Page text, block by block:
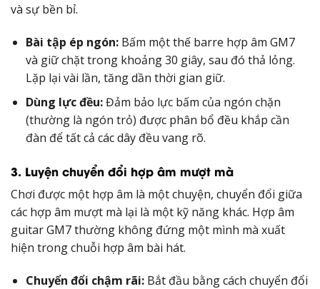
và sự bền bỉ.
Bài tập ép ngón:Bấm một thế barre hợp âm GM7
và giữ chặt trong khoảng 30 giây, sau đó thả lỏng.
Lặp lại vài lần, tăng dần thời gian giữ.
Dùng lực đều:Đảm bảo lực bấm của ngón chặn
(thường là ngón trỏ) được phân bổ đều khắp cần
đàn để tất cả các dây đều vang rõ.
3. Luyện chuyển đổi hợp âm mượt mà
Chơi được một hợp âm là một chuyện, chuyển đổi giữa
các hợp âm mượt mà lại là một kỹ năng khác. Hợp âm
guitar GM7 thường không đứng một mình mà xuất
hiện trong chuỗi hợp âm bài hát.
Chuyển đổi chậm rãi:Bắt đầu bằng cách chuyển đổi